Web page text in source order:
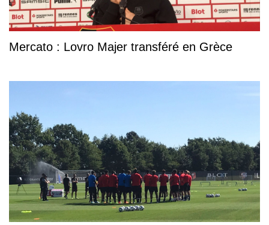
Mercato : Lovro Majer transféré en Grèce